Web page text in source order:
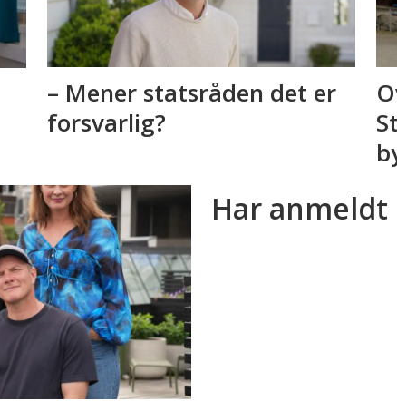
– Mener statsråden det er
forsvarlig?
Har